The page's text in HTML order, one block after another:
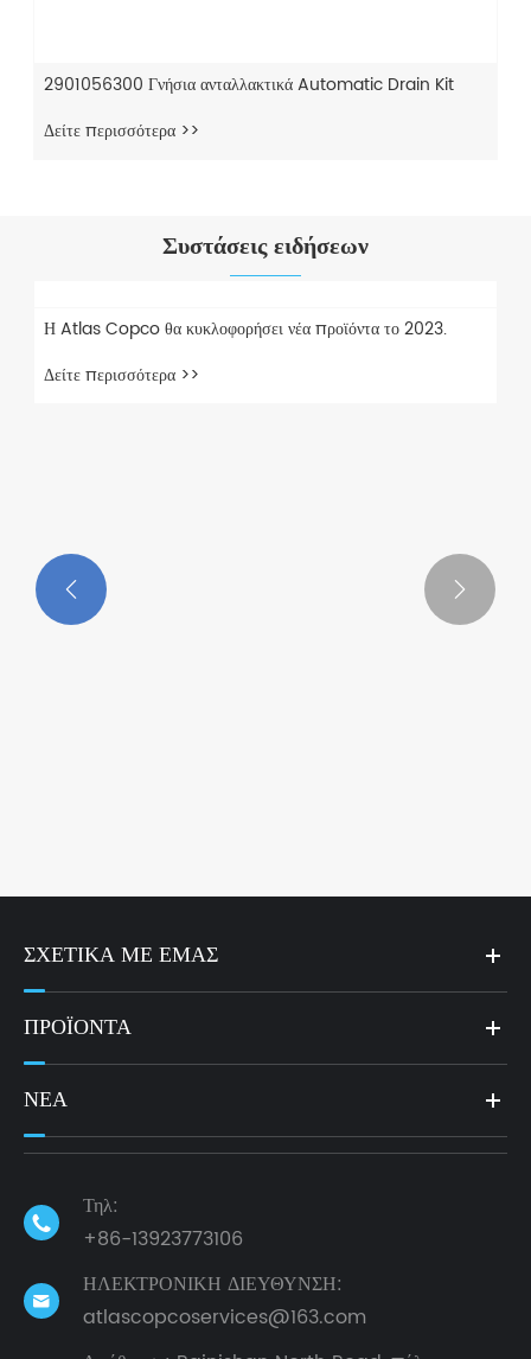
2901056300 Γνήσια ανταλλακτικά Automatic Drain Kit
Δείτε περισσότερα >>
Συστάσεις ειδήσεων
 
ΣΧΕΤΙΚΆ ΜΕ ΕΜΆΣ
ΠΡΟΪΌΝΤΑ
ΝΈΑ

Τηλ:
+86-13923773106

ΗΛΕΚΤΡΟΝΙΚΗ ΔΙΕΥΘΥΝΣΗ:
atlascopcoservices@163.com